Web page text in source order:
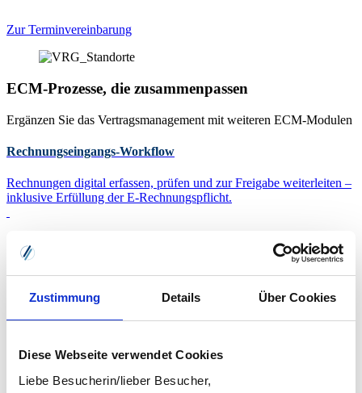
Zustimmung Details Über Cookies
Diese Webseite verwendet Cookies
Liebe Besucherin/lieber Besucher,
Zur Terminvereinbarung
ECM-Prozesse, die zusammenpassen
Ergänzen Sie das Vertragsmanagement mit weiteren ECM-Modulen
Rechnungseingangs-Workflow
Rechnungen digital erfassen, prüfen und zur Freigabe weiterleiten –
inklusive Erfüllung der E-Rechnungspflicht.
Als zentrale Ablage für alle mitarbeiterbezogenen Unterlagen wird
die Digitale Personalakte zum Herzstück Ihrer Personalabteilung.
Zur Digitalen Personalakte